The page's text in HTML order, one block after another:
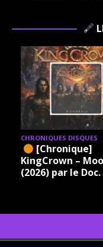
CHRONIQUES DISQUES
[Chronique]
KingCrown –
(2026) par le Doc.